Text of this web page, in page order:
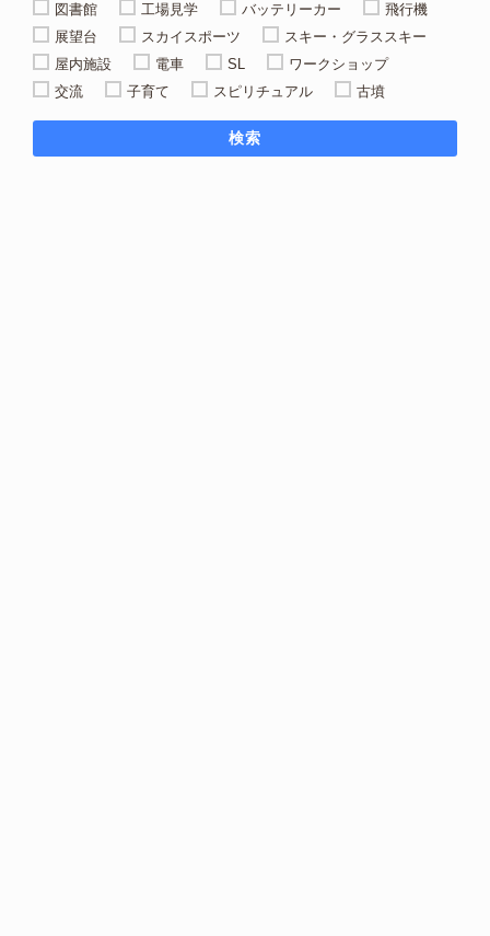
図書館
工場見学 バッテリーカー
飛行機
展望台
スカイスポーツ
スキー・グラススキー
屋内施設
電車 SL
ワークショップ
交流
子育て スピリチュアル 古墳
検索